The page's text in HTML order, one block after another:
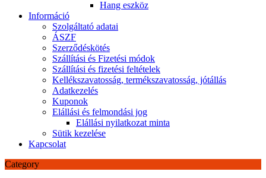
Hang eszköz
Információ
Szolgáltató adatai
ÁSZF
Szerződéskötés
Szállítási és Fizetési módok
Szállítási és fizetési feltételek
Kellékszavatosság, termékszavatosság, jótállás
Adatkezelés
Kuponok
Elállási és felmondási jog
Elállási nyilatkozat minta
Sütik kezelése
Kapcsolat
Category